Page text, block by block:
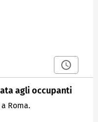
agli occupanti
Roma.